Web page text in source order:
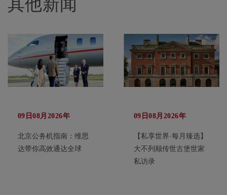
其他新闻
09日08月2026年
北京公务机指南：维思
达带你高效通达全球
09日08月2026年
【私享世界·每月臻选】
大不列颠传世古堡世家
私访录